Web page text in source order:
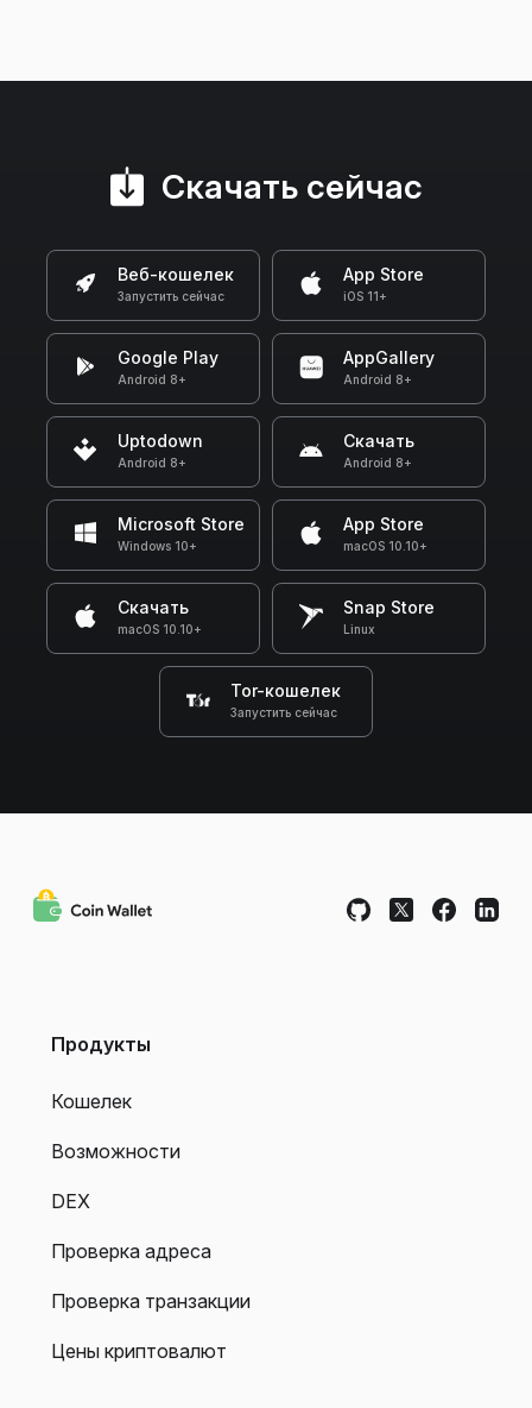
Скачать сейчас
Веб-кошелек
Запустить сейчас
App Store
iOS 11+
Google Play
Android 8+
AppGallery
Android 8+
Uptodown
Android 8+
Скачать
Android 8+
Microsoft Store
Windows 10+
App Store
macOS 10.10+
Скачать
macOS 10.10+
Snap Store
Linux
Tor-кошелек
Запустить сейчас
Продукты
Кошелек
Возможности
DEX
Проверка адреса
Проверка транзакции
Цены криптовалют